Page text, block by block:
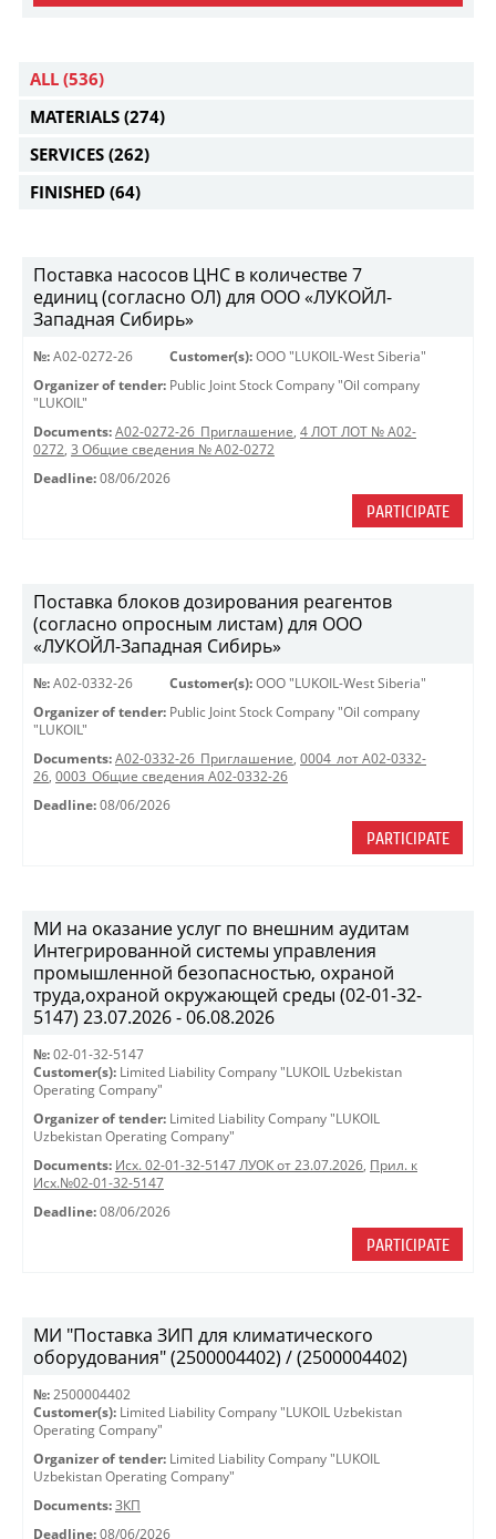
ALL (536)
MATERIALS (274)
SERVICES (262)
FINISHED (64)
Поставка насосов ЦНС в количестве 7
единиц (согласно ОЛ) для ООО «ЛУКОЙЛ-
Западная Сибирь»
№: A02-0272-26 Customer(s): OOO "LUKOIL-West Siberia"
Organizer of tender: Public Joint Stock Company "Oil company
"LUKOIL"
Documents: A02-0272-26_Приглашение, 4 ЛОТ ЛОТ № A02-
0272, 3 Общие сведения № A02-0272
Deadline: 08/06/2026
PARTICIPATE
Поставка блоков дозирования реагентов
(согласно опросным листам) для ООО
«ЛУКОЙЛ-Западная Сибирь»
№: A02-0332-26 Customer(s): OOO "LUKOIL-West Siberia"
Organizer of tender: Public Joint Stock Company "Oil company
"LUKOIL"
Documents: A02-0332-26_Приглашение, 0004_лот А02-0332-
26, 0003_Общие сведения А02-0332-26
Deadline: 08/06/2026
PARTICIPATE
МИ на оказание услуг по внешним аудитам
Интегрированной системы управления
промышленной безопасностью, охраной
труда,охраной окружающей среды (02-01-32-
5147) 23.07.2026 - 06.08.2026
№: 02-01-32-5147
Customer(s): Limited Liability Company "LUKOIL Uzbekistan
Operating Company"
Organizer of tender: Limited Liability Company "LUKOIL
Uzbekistan Operating Company"
Documents: Исх. 02-01-32-5147 ЛУОК от 23.07.2026, Прил. к
Исх.№02-01-32-5147
Deadline: 08/06/2026
PARTICIPATE
МИ "Поставка ЗИП для климатического
оборудования" (2500004402) / (2500004402)
№: 2500004402
Customer(s): Limited Liability Company "LUKOIL Uzbekistan
Operating Company"
Organizer of tender: Limited Liability Company "LUKOIL
Uzbekistan Operating Company"
Documents: ЗКП
Deadline: 08/06/2026